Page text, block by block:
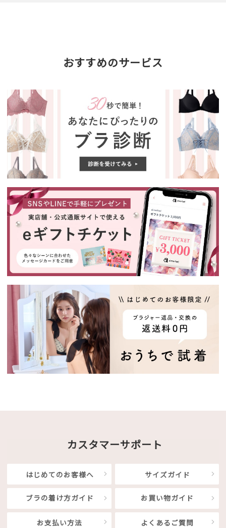
おすすめのサービス
カスタマーサポート
はじめてのお客様へ サイズガイド
ブラの着け方ガイド お買い物ガイド
お支払い方法 よくあるご質問